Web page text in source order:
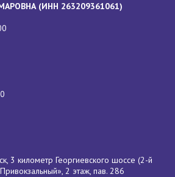
(ИНН 263209361061)
3 километр Георгиевского шоссе (2-й
2 этаж, пав. 286